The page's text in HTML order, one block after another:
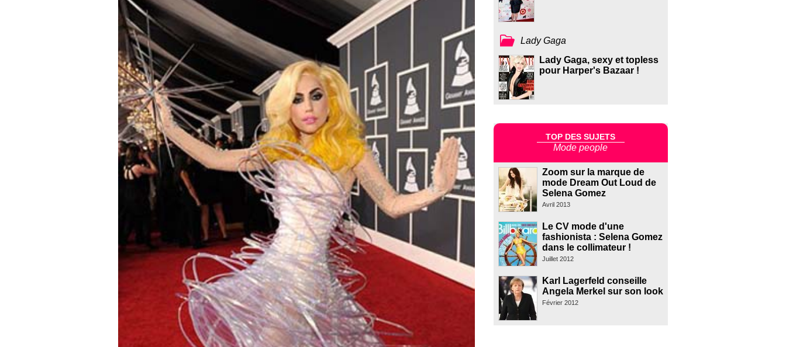
Lady Gaga
Lady Gaga, sexy et topless
pour Harper's Bazaar !
TOP DES SUJETS
Mode people
Zoom sur la marque de
mode Dream Out Loud de
Selena Gomez
Avril 2013
Le CV mode d'une
fashionista : Selena Gomez
dans le collimateur !
Juillet 2012
Karl Lagerfeld conseille
Angela Merkel sur son look
Février 2012